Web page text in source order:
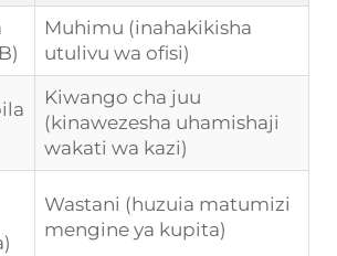
Muhimu (inahakikisha
utulivu wa ofisi)
Kiwango cha juu
(kinawezesha uhamishaji
wakati wa kazi)
Wastani (huzuia matumizi
mengine ya kupita)